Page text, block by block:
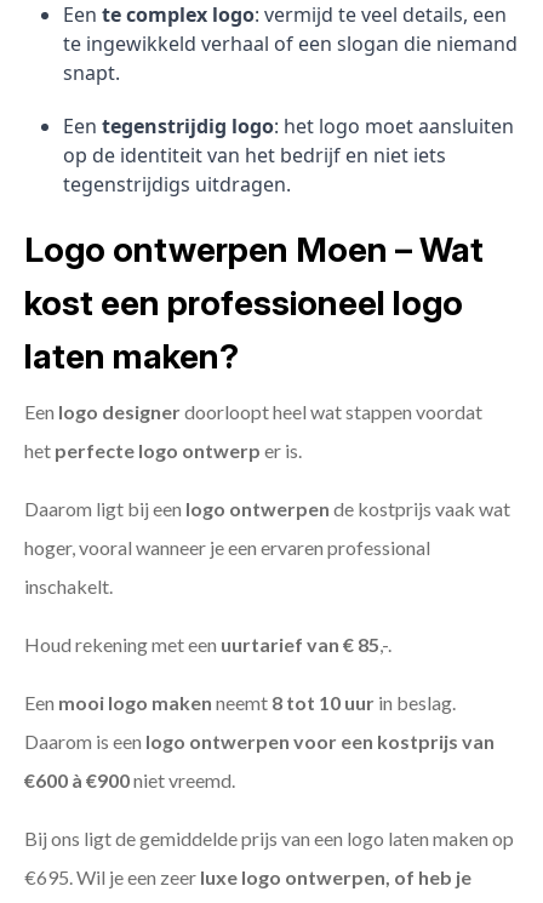
Een te complex logo: vermijd te veel details, een
te ingewikkeld verhaal of een slogan die niemand
snapt.
Een tegenstrijdig logo: het logo moet aansluiten
op de identiteit van het bedrijf en niet iets
tegenstrijdigs uitdragen.
Logo ontwerpen Moen – Wat
kost een professioneel logo
laten maken?
Een logo designerdoorloopt heel wat stappen voordat
het perfecte logo ontwerp er is.
Daarom ligt bij een logo ontwerpen de kostprijs vaak wat
hoger, vooral wanneer je een ervaren professional
inschakelt.
Houd rekening met een uurtarief van € 85,-.
Een mooi logo maken neemt 8 tot 10 uur in beslag.
Daarom is een logo ontwerpen voor een kostprijs van
€600 à €900niet vreemd.
Bij ons ligt de gemiddelde prijs van een logo laten maken op
€695. Wil je een zeer luxe logo ontwerpen, of heb je